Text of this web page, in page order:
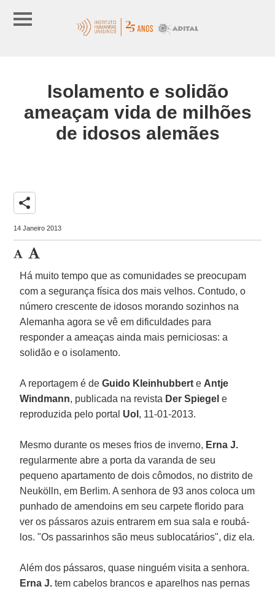
Isolamento e solidão
ameaçam vida de milhões
de idosos alemães
share
14 Janeiro 2013
Há muito tempo que as comunidades se preocupam
com a segurança física dos mais velhos. Contudo, o
número crescente de idosos morando sozinhos na
Alemanha agora se vê em dificuldades para
responder a ameaças ainda mais perniciosas: a
solidão e o isolamento.
A reportagem é deGuido Kleinhubbert e Antje
Windmann, publicada na revista Der Spiegele
reproduzida pelo portal Uol , 11-01-2013.
Mesmo durante os meses frios de inverno, Erna J.
regularmente abre a porta da varanda de seu
pequeno apartamento de dois cômodos, no distrito de
Neukölln, em Berlim. A senhora de 93 anos coloca um
punhado de amendoins em seu carpete florido para
ver os pássaros azuis entrarem em sua sala e roubá-
los. "Os passarinhos são meus sublocatários", diz ela.
Além dos pássaros, quase ninguém visita a senhora.
Erna J. tem cabelos brancos e aparelhos nas pernas